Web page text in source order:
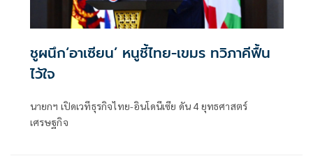
ชูผนึก‘อาเซียน’ หนูชี้ไทย-เขมร ทวิภาคีฟื้น
ไว้ใจ
นายกฯ เปิดเวทีธุรกิจไทย-อินโดนีเซีย ดัน 4 ยุทธศาสตร์
เศรษฐกิจ